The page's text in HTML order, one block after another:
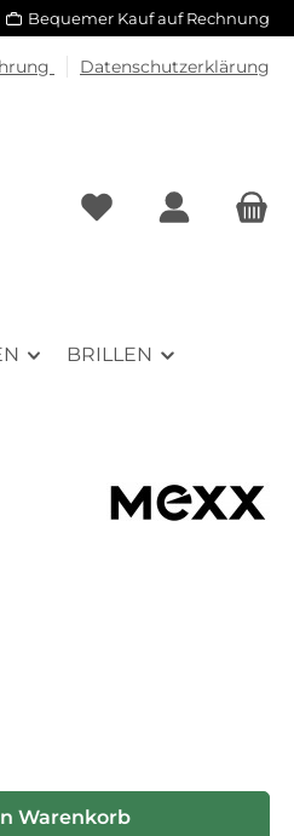
Bequemer Kauf auf Rechnung
Datenschutzerklärung
BRILLEN
ein oder benutze die
Warenkorb